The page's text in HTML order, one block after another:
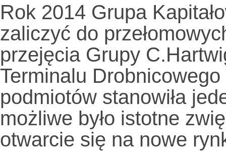
Rok 2014 Grupa
zaliczyć do
przejęcia Grupy
Terminalu
podmiotów stanowiła
możliwe było istotne
otwarcie się na nowe